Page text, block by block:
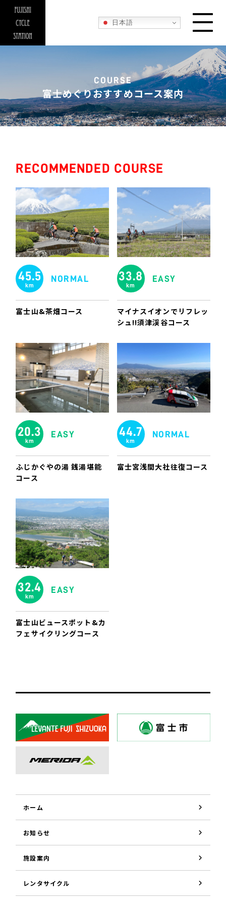
COURSE
富士めぐりおすすめコース案内
RECOMMENDED COURSE
45.5
km
NORMAL
富士山&茶畑コース
33.8
km
EASY
マイナスイオンでリフレッ
シュ!!須津渓谷コース
20.3
km
EASY
ふじかぐやの湯 銭湯堪能
コース
44.7
km
NORMAL
富士宮浅間大社往復コース
32.4
km
EASY
富士山ビュースポット&カ
フェサイクリングコース
ホーム
お知らせ
施設案内
レンタサイクル
日本語